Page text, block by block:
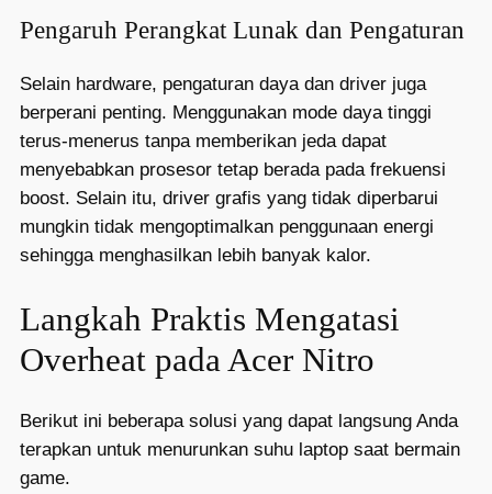
Pengaruh Perangkat Lunak dan Pengaturan
Selain hardware, pengaturan daya dan driver juga
berperani penting. Menggunakan mode daya tinggi
terus-menerus tanpa memberikan jeda dapat
menyebabkan prosesor tetap berada pada frekuensi
boost. Selain itu, driver grafis yang tidak diperbarui
mungkin tidak mengoptimalkan penggunaan energi
sehingga menghasilkan lebih banyak kalor.
Langkah Praktis Mengatasi
Overheat pada Acer Nitro
Berikut ini beberapa solusi yang dapat langsung Anda
terapkan untuk menurunkan suhu laptop saat bermain
game.